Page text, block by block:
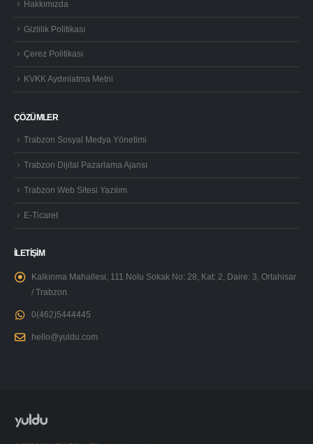
Hakkımızda
Gizlilik Politikası
Çerez Politikası
KVKK Aydınlatma Metni
ÇÖZÜMLER
Trabzon Sosyal Medya Yönetimi
Trabzon Dijital Pazarlama Ajansı
Trabzon Web Sitesi Yazılım
E-Ticaret
İLETİŞİM
Kalkınma Mahallesi, 111 Nolu Sokak No: 28, Kat: 2, Daire: 3, Ortahisar
/ Trabzon
0(462)5444445
hello@yuldu.com